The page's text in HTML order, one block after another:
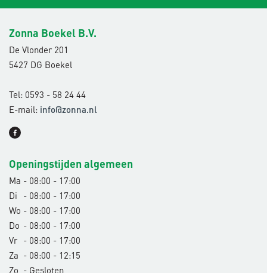
Zonna Boekel B.V.
De Vlonder 201
5427 DG Boekel
Tel: 0593 - 58 24 44
E-mail: info@zonna.nl
Openingstijden algemeen
Ma - 08:00 - 17:00
Di
- 08:00 - 17:00
Wo - 08:00 - 17:00
Do - 08:00 - 17:00
Vr
- 08:00 - 17:00
Za - 08:00 - 12:15
Zo - Gesloten